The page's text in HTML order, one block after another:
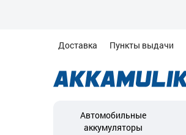
Доставка Пункты выдачи
Автомобильные
аккумуляторы